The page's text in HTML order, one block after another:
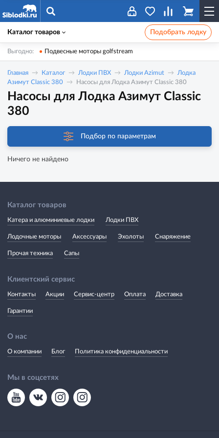
Каталог товаров Подобрать лодку
Выгодно: Подвесные моторы golfstream
Главная Каталог Лодки ПВХ Лодки Azimut
Лодка
Азимут Classic 380
Насосы для Лодка Азимут Classic 380
Насосы для Лодка Азимут Classic
380
Подбор по параметрам
Ничего не найдено
Каталог товаров
Катера и алюминиевые лодки Лодки ПВХ
Лодочные моторы Аксессуары Эхолоты Снаряжение
Прочая техника Сапы
Клиентский сервис
Контакты Акции Сервис-центр Оплата Доставка
Гарантии
О нас
О компании Блог Политика конфиденциальности
Мы в соцсетях